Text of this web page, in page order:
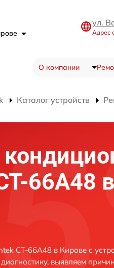
ул.
Адрес
О компании
Каталог устройств
66A48 в
CT-66A48 в Кирове с
выявляем